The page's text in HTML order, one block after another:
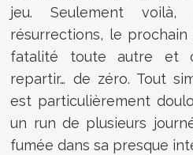
jeu. Seulement
résurrections, le prochain
fatalité toute autre et
repartir… de zéro. Tout
est particulièrement
un run de plusieurs
fumée dans sa presque